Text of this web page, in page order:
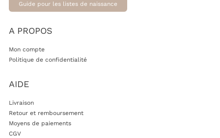
Guide pour les listes de naissance
A PROPOS
Mon compte
Politique de confidentialité
AIDE
Livraison
Retour et remboursement
Moyens de paiements
CGV